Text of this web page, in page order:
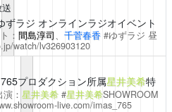
ラジ オンラインラジオイベント
： 間島淳司、 千菅春香#ゆずラジ 昼
watch/lv326903120
プロダクション所属星井美希特
演： 星井美希#星井美希SHOWROOM
live.com/imas_765